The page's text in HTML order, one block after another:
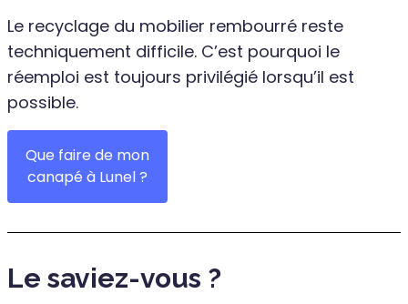
Le recyclage du mobilier rembourré reste
techniquement difficile. C’est pourquoi le
réemploi est toujours privilégié lorsqu’il est
possible.
Que faire de mon
canapé à Lunel ?
Le saviez-vous ?